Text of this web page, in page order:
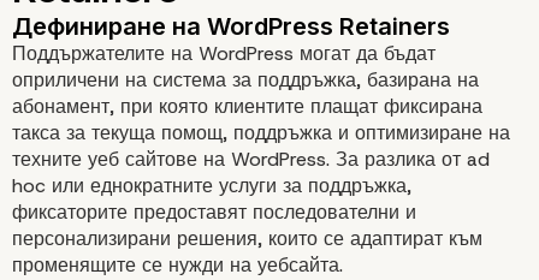
Поддържателите на WordPress могат да бъдат
оприличени на система за поддръжка, базирана на
абонамент, при която клиентите плащат фиксирана
такса за текуща помощ, поддръжка и оптимизиране на
техните уеб сайтове на WordPress. За разлика от ad
hoc или еднократните услуги за поддръжка,
фиксаторите предоставят последователни и
персонализирани решения, които се адаптират към
променящите се нужди на уебсайта.